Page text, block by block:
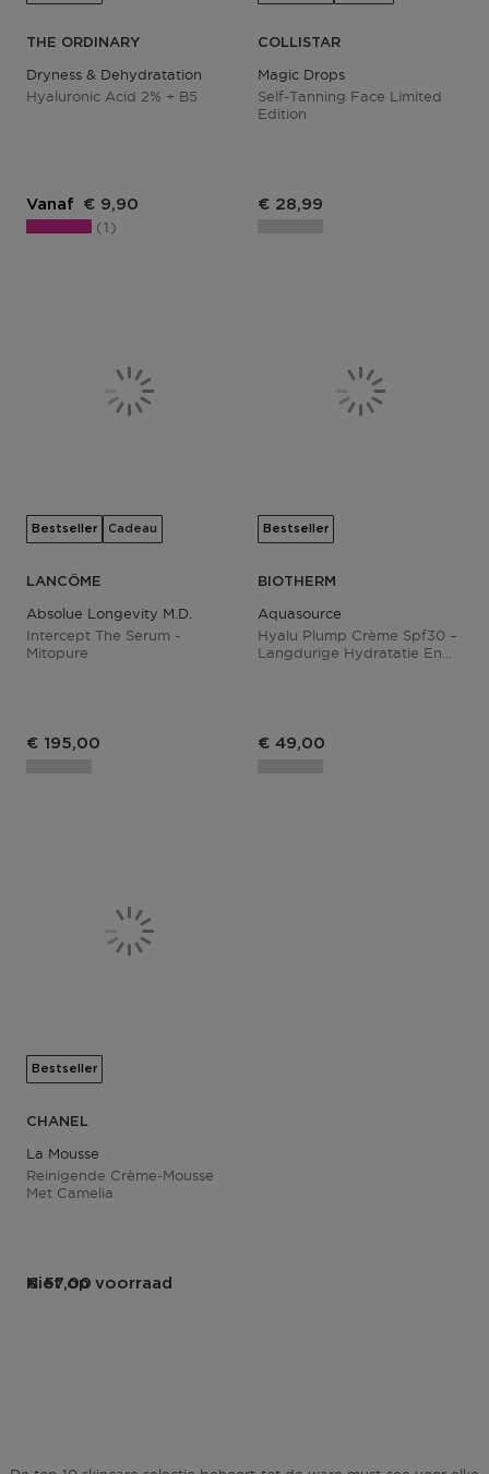
THE ORDINARY
Dryness & Dehydratation
Hyaluronic Acid 2% + B5
Vanaf € 9,90
1
COLLISTAR
Magic Drops
Self-Tanning Face Limited
Edition
€ 28,99
Bestseller Cadeau
LANCÔME
Absolue Longevity M.d.
Intercept The Serum -
Mitopure
€ 195,00
Bestseller
BIOTHERM
Aquasource
Hyalu Plump Crème Spf30 –
Langdurige Hydratatie En
€ 49,00
Niet op voorraad
Bestseller
CHANEL
La Mousse
Reinigende Crème-Mousse
Met Camelia
€ 57,00